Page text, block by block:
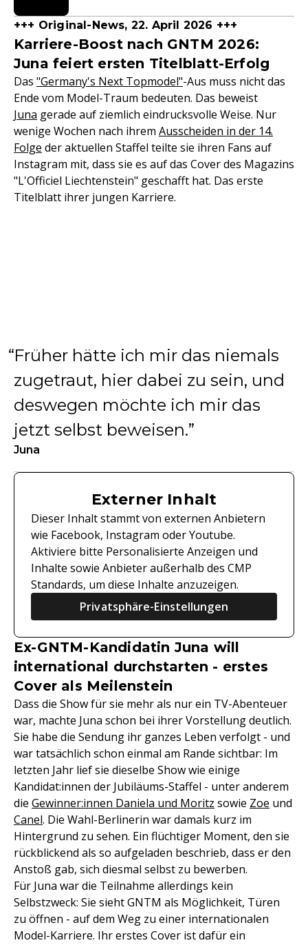
+++ Original-News, 22. April 2026 +++
Karriere-Boost nach GNTM 2026:
Juna feiert ersten Titelblatt-Erfolg
Das "Germany's Next Topmodel"-Aus muss nicht das
Ende vom Model-Traum bedeuten. Das beweist
Juna gerade auf ziemlich eindrucksvolle Weise. Nur
wenige Wochen nach ihrem Ausscheiden in der 14.
Folge der aktuellen Staffel teilte sie ihren Fans auf
Instagram mit, dass sie es auf das Cover des Magazins
"L'Officiel Liechtenstein" geschafft hat. Das erste
Titelblatt ihrer jungen Karriere.
Früher hätte ich mir das niemals
zugetraut, hier dabei zu sein, und
deswegen möchte ich mir das
jetzt selbst beweisen.
Juna
Externer Inhalt
Dieser Inhalt stammt von externen Anbietern
wie Facebook, Instagram oder Youtube.
Aktiviere bitte Personalisierte Anzeigen und
Inhalte sowie Anbieter außerhalb des CMP
Standards, um diese Inhalte anzuzeigen.
Privatsphäre-Einstellungen
Ex-GNTM-Kandidatin Juna will
international durchstarten - erstes
Cover als Meilenstein
Dass die Show für sie mehr als nur ein TV-Abenteuer
war, machte Juna schon bei ihrer Vorstellung deutlich.
Sie habe die Sendung ihr ganzes Leben verfolgt - und
war tatsächlich schon einmal am Rande sichtbar: Im
letzten Jahr lief sie dieselbe Show wie einige
Kandidat:innen der Jubiläums-Staffel - unter anderem
die Gewinner:innen Daniela und Moritz sowie Zoe und
Canel. Die Wahl-Berlinerin war damals kurz im
Hintergrund zu sehen. Ein flüchtiger Moment, den sie
rückblickend als so aufgeladen beschrieb, dass er den
Anstoß gab, sich diesmal selbst zu bewerben.
Für Juna war die Teilnahme allerdings kein
Selbstzweck: Sie sieht GNTM als Möglichkeit, Türen
zu öffnen - auf dem Weg zu einer internationalen
Model-Karriere. Ihr erstes Cover ist dafür ein